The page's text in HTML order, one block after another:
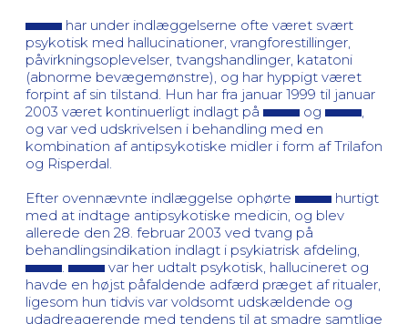
har under indlæggelserne ofte været svært
psykotisk med hallucinationer, vrangforestillinger,
påvirkningsoplevelser, tvangshandlinger, katatoni
(abnorme bevægemønstre), og har hyppigt været
forpint af sin tilstand. Hun har fra januar 1999 til januar
2003 været kontinuerligt indlagt på
og
og var ved udskrivelsen i behandling med en
kombination af antipsykotiske midler i form af Trilafon
og Risperdal.
Efter ovennævnte indlæggelse ophørte
hurtigt
med at indtage antipsykotiske medicin, og blev
allerede den 28. februar 2003 ved tvang på
behandlingsindikation indlagt i psykiatrisk afdeling,
var her udtalt psykotisk, hallucineret og
havde en højst påfaldende adfærd præget af ritualer,
ligesom hun tidvis var voldsomt udskældende og
udadreagerende med tendens til at smadre samtlige